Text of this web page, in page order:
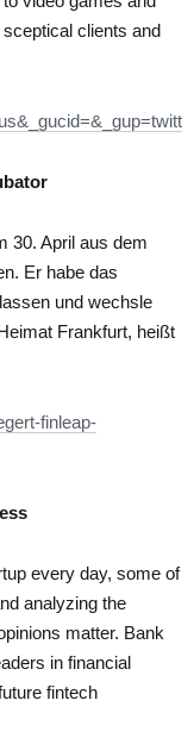
clients and
30. April aus dem
Er habe das
und wechsle
Frankfurt, heißt
finleap-
every day, some of
analyzing the
matter. Bank
in financial
fintech